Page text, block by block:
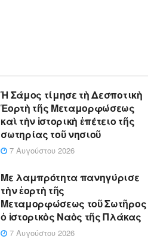
Ἡ Σάμος τίμησε τὴ Δεσποτικὴ
Ἑορτὴ τῆς Μεταμορφώσεως
καὶ τὴν ἱστορικὴ ἐπέτειο τῆς
σωτηρίας τοῦ νησιοῦ
7 Αυγούστου 2026
Με λαμπρότητα πανηγύρισε
τὴν ἑορτὴ τῆς
Μεταμορφώσεως τοῦ Σωτῆρος
ὁ ἱστορικὸς Ναὸς τῆς Πλάκας
7 Αυγούστου 2026